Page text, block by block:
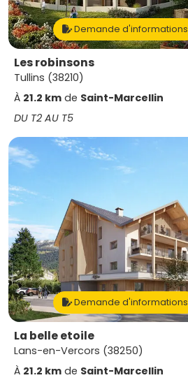
Demande d'informations
Les robinsons
Tullins (38210)
À 21.2 km de Saint-Marcellin
DU T2 AU T5
Demande d'informations
La belle etoile
Lans-en-Vercors (38250)
À 21.2 km de Saint-Marcellin